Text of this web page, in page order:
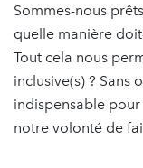
Sommes-nous
quelle manière
Tout cela nous
inclusive(s) ? Sans
indispensable
notre volonté de